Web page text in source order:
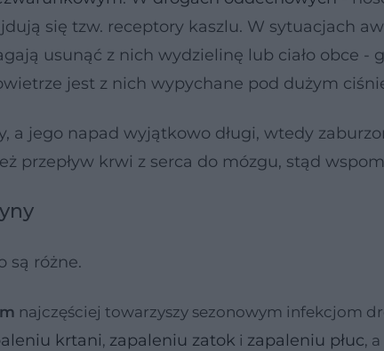
się tzw. receptory kaszlu. W sytuacjach
usunąć z nich wydzielinę lub ciało obce -
jest z nich wypychane pod dużym
a jego napad wyjątkowo długi, wtedy
przepływ krwi z serca do mózgu, stąd
są różne.
najczęściej towarzyszy sezonowym infekcjom
krtani, zapaleniu zatok i zapaleniu płuc,